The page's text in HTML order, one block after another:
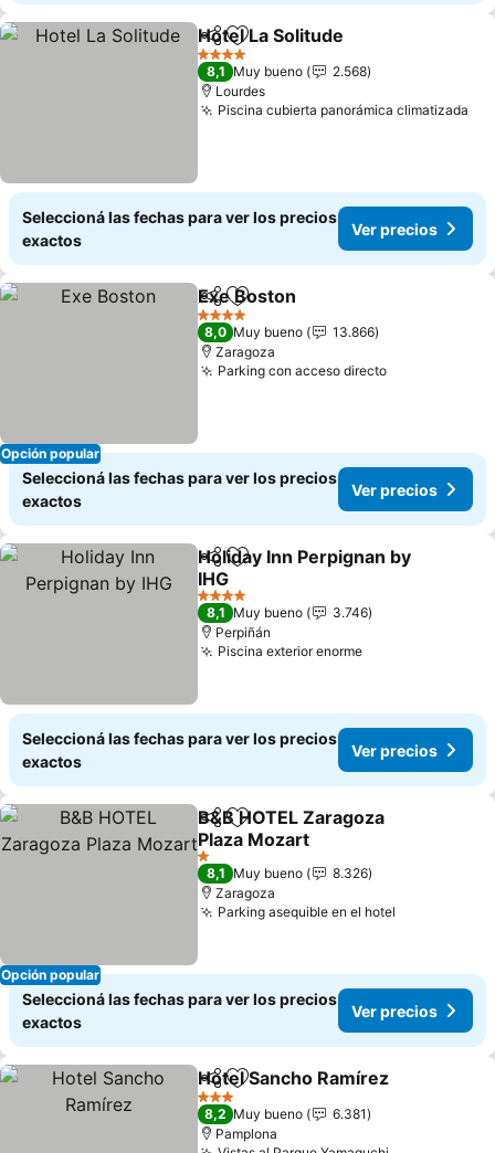
CompartirAñadir a favoritos
Hotel La Solitude
4 Estrellas
8,1 Muy bueno
2.568
Lourdes
Piscina cubierta panorámica climatizada
Seleccioná las fechas para ver los precios
exactos
Ver precios
Opción popular
CompartirAñadir a favoritos
Exe Boston
4 Estrellas
8,0 Muy bueno
13.866
Zaragoza
Parking con acceso directoVer precios
Seleccioná las fechas para ver los precios
exactos
Ver precios
CompartirAñadir a favoritos
Holiday Inn Perpignan by
IHG
Ver precios
4 Estrellas
8,1 Muy bueno
3.746
Perpiñán
Piscina exterior enormeVer precios
Seleccioná las fechas para ver los precios
exactos
Ver precios
Opción popular
CompartirAñadir a favoritos
B&B HOTEL Zaragoza
Plaza Mozart
Ver precios
1 Estrellas
8,1 Muy bueno
8.326
Zaragoza
Parking asequible en el hotel
Seleccioná las fechas para ver los precios
exactos
Ver precios
CompartirAñadir a favoritos
Hotel Sancho Ramírez
3 Estrellas
8,2 Muy bueno
6.381
Pamplona